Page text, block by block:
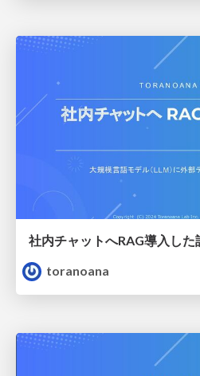
社内チャットへRAG導入した
toranoana